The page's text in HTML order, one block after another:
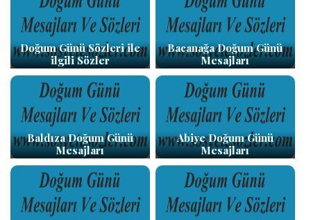
Doğum Günü Sözleri ile
ilgili Sözler
Bacanağa Doğum Günü
Mesajları
Baldıza Doğum Günü
Mesajları
Abiye Doğum Günü
Mesajları